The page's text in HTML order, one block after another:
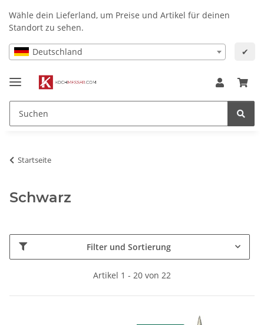
Wähle dein Lieferland, um Preise und Artikel für deinen
Standort zu sehen.
Deutschland ✔
Startseite
Schwarz
Filter und Sortierung
Artikel 1 - 20 von 22